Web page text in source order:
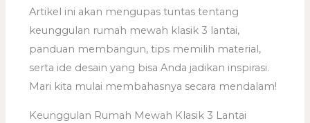
Artikel ini akan mengupas tuntas tentang
keunggulan rumah mewah klasik 3 lantai,
panduan membangun, tips memilih material,
serta ide desain yang bisa Anda jadikan inspirasi.
Mari kita mulai membahasnya secara mendalam!
Keunggulan Rumah Mewah Klasik 3 Lantai